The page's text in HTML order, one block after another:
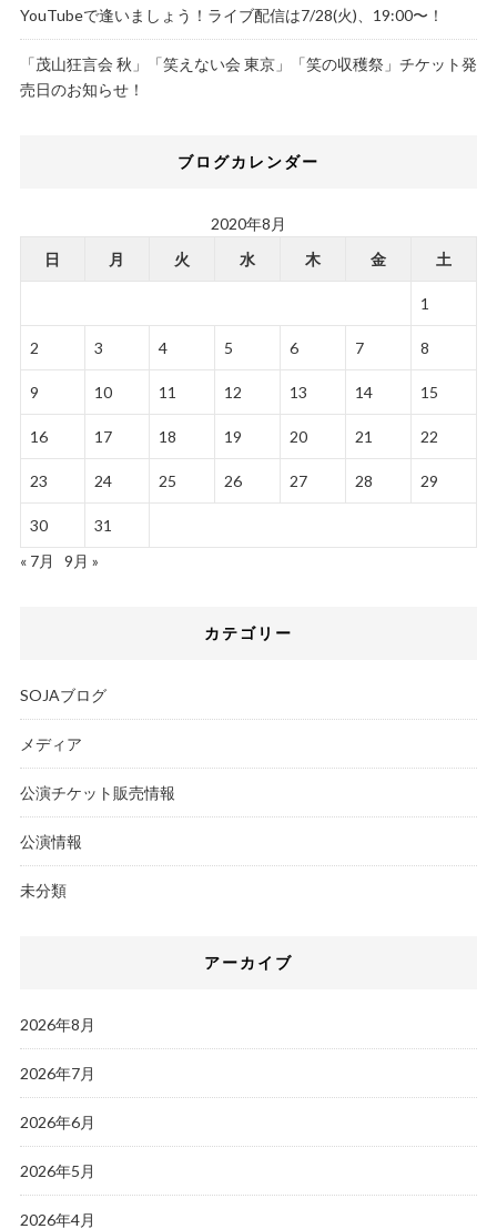
YouTubeで逢いましょう！ライブ配信は7/28(火)、19:00〜！
「茂山狂言会 秋」「笑えない会 東京」「笑の収穫祭」チケット発
売日のお知らせ！
ブログカレンダー
2020年8月
日
月 火 水 木 金 土
1
2 3 4 5 6 7 8
9 10 11 12 13 14 15
16 17 18 19 20 21 22
23 24 25 26 27 28 29
30
31
« 7月
9月 »
カテゴリー
SOJAブログ
メディア
公演チケット販売情報
公演情報
未分類
アーカイブ
2026年8月
2026年7月
2026年6月
2026年5月
2026年4月